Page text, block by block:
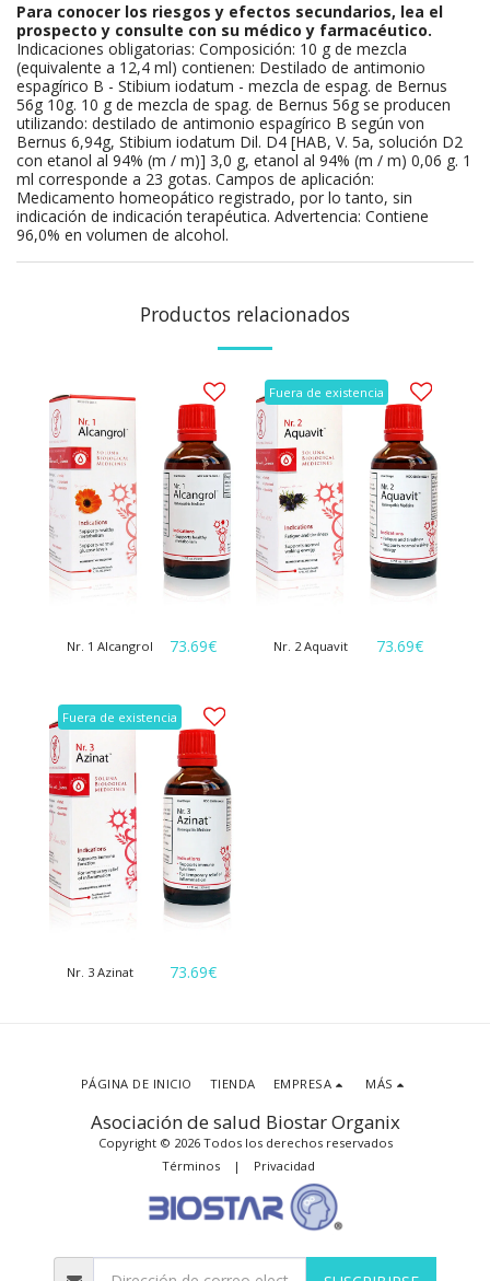
Para conocer los riesgos y efectos secundarios, lea el
prospecto y consulte con su médico y farmacéutico.
Indicaciones obligatorias: Composición: 10 g de mezcla
(equivalente a 12,4 ml) contienen: Destilado de antimonio
espagírico B - Stibium iodatum - mezcla de espag. de Bernus
56g 10g. 10 g de mezcla de spag. de Bernus 56g se producen
utilizando: destilado de antimonio espagírico B según von
Bernus 6,94g, Stibium iodatum Dil. D4 [HAB, V. 5a, solución D2
con etanol al 94% (m / m)] 3,0 g, etanol al 94% (m / m) 0,06 g. 1
ml corresponde a 23 gotas. Campos de aplicación:
Medicamento homeopático registrado, por lo tanto, sin
indicación de indicación terapéutica. Advertencia: Contiene
96,0% en volumen de alcohol.
Productos relacionados
Nr. 1 Alcangrol 73.69€
Fuera de existencia
Nr. 2 Aquavit 73.69€
Fuera de existencia
Nr. 3 Azinat 73.69€
Asociación de salud Biostar Organix
Copyright © 2026 Todos los derechos reservados
Términos | Privacidad
PÁGINA DE INICIO TIENDA EMPRESA MÁS